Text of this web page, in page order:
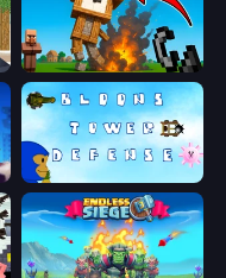
Noob Fuse